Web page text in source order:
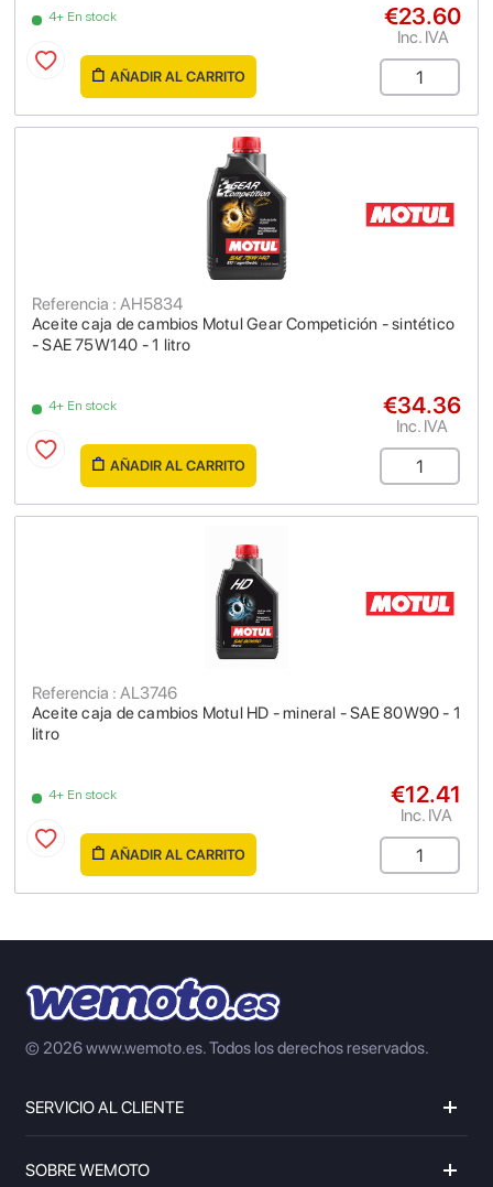
4+ En stock €23.60
Inc. IVA
AÑADIR AL CARRITO
Aceite caja de cambios Motul Gear Competición - sintético
- SAE 75W140 - 1 litro
Referencia : AH5834
4+ En stock €34.36
Inc. IVA
AÑADIR AL CARRITO
Aceite caja de cambios Motul HD - mineral - SAE 80W90 - 1
litro
Referencia : AL3746
4+ En stock €12.41
Inc. IVA
AÑADIR AL CARRITO
© 2026 www.wemoto.es.Todos los derechos reservados.
SERVICIO AL CLIENTE
SOBRE WEMOTO